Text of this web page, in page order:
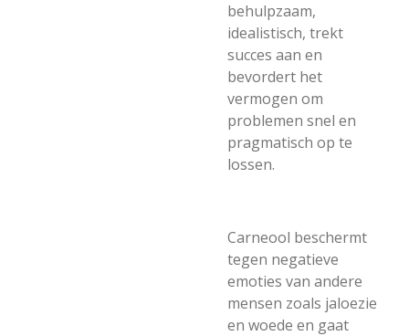
behulpzaam,
idealistisch, trekt
succes aan en
bevordert het
vermogen om
problemen snel en
pragmatisch op te
lossen.
Carneool beschermt
tegen negatieve
emoties van andere
mensen zoals jaloezie
en woede en gaat